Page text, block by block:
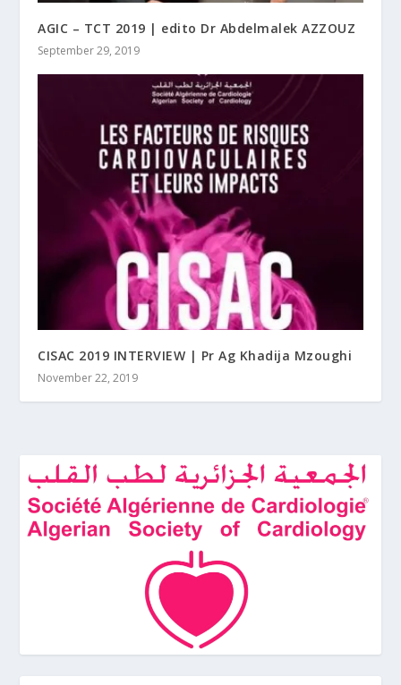
AGIC – TCT 2019 | edito Dr Abdelmalek AZZOUZ
September 29, 2019
CISAC 2019 INTERVIEW | Pr Ag Khadija Mzoughi
November 22, 2019